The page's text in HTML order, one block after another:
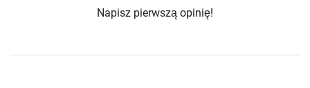
Napisz pierwszą opinię!